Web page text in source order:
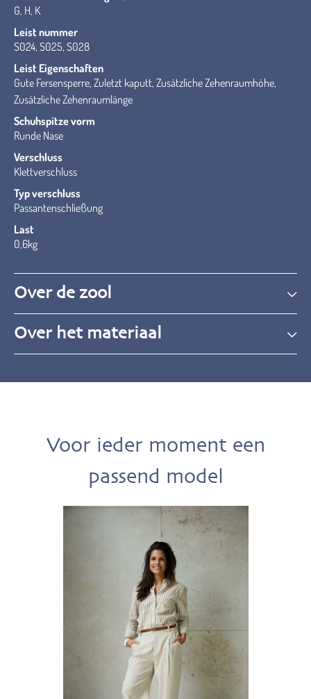
G, H, K
Leist nummer
S024, S025, S028
Leist Eigenschaften
Gute Fersensperre, Zuletzt kaputt, Zusätzliche Zehenraumhöhe,
Zusätzliche Zehenraumlänge
Schuhspitze vorm
Runde Nase
Verschluss
Klettverschluss
Typ verschluss
Passantenschließung
Last
0,6kg
Over de zool
Over het materiaal
Voor ieder moment een
passend model